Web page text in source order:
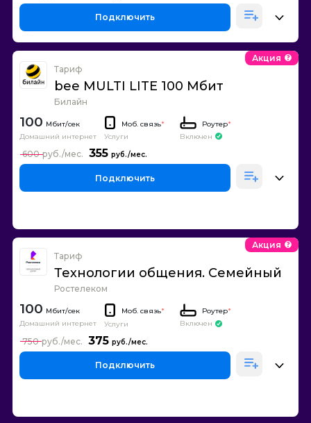
Подключить
Тариф
bee MULTI LITE 100 Мбит
Билайн
Акция
100
Домашний интернет
Моб. связь*
Услуги
Роутер*
Включен
355
600
Подключить
Тариф
Технологии общения. Семейный
Ростелеком
Акция
100
Домашний интернет
Моб. связь*
Услуги
Роутер*
Включен
375
750
Подключить